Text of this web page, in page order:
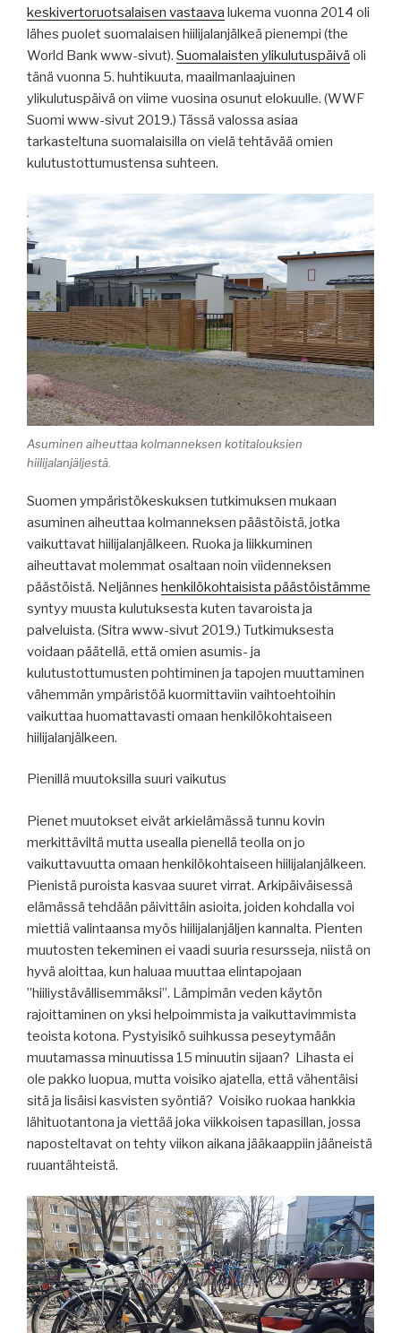
keskivertoruotsalaisen vastaava lukema vuonna 2014 oli
lähes puolet suomalaisen hiilijalanjälkeä pienempi (the
World Bank www-sivut). Suomalaisten ylikulutuspäivä oli
tänä vuonna 5. huhtikuuta, maailmanlaajuinen
ylikulutuspäivä on viime vuosina osunut elokuulle. (WWF
Suomi www-sivut 2019.) Tässä valossa asiaa
tarkasteltuna suomalaisilla on vielä tehtävää omien
kulutustottumustensa suhteen.
Asuminen aiheuttaa kolmanneksen kotitalouksien
hiilijalanjäljestä.
Suomen ympäristökeskuksen tutkimuksen mukaan
asuminen aiheuttaa kolmanneksen päästöistä, jotka
vaikuttavat hiilijalanjälkeen. Ruoka ja liikkuminen
aiheuttavat molemmat osaltaan noin viidenneksen
päästöistä. Neljännes henkilökohtaisista päästöistämme
syntyy muusta kulutuksesta kuten tavaroista ja
palveluista. (Sitra www-sivut 2019.) Tutkimuksesta
voidaan päätellä, että omien asumis- ja
kulutustottumusten pohtiminen ja tapojen muuttaminen
vähemmän ympäristöä kuormittaviin vaihtoehtoihin
vaikuttaa huomattavasti omaan henkilökohtaiseen
hiilijalanjälkeen.
Pienillä muutoksilla suuri vaikutus
Pienet muutokset eivät arkielämässä tunnu kovin
merkittäviltä mutta usealla pienellä teolla on jo
vaikuttavuutta omaan henkilökohtaiseen hiilijalanjälkeen.
Pienistä puroista kasvaa suuret virrat. Arkipäiväisessä
elämässä tehdään päivittäin asioita, joiden kohdalla voi
miettiä valintaansa myös hiilijalanjäljen kannalta. Pienten
muutosten tekeminen ei vaadi suuria resursseja, niistä on
hyvä aloittaa, kun haluaa muuttaa elintapojaan
”hiiliystävällisemmäksi”. Lämpimän veden käytön
rajoittaminen on yksi helpoimmista ja vaikuttavimmista
teoista kotona. Pystyisikö suihkussa peseytymään
muutamassa minuutissa 15 minuutin sijaan? Lihasta ei
ole pakko luopua, mutta voisiko ajatella, että vähentäisi
sitä ja lisäisi kasvisten syöntiä? Voisiko ruokaa hankkia
lähituotantona ja viettää joka viikkoisen tapasillan, jossa
naposteltavat on tehty viikon aikana jääkaappiin jääneistä
ruuantähteistä.